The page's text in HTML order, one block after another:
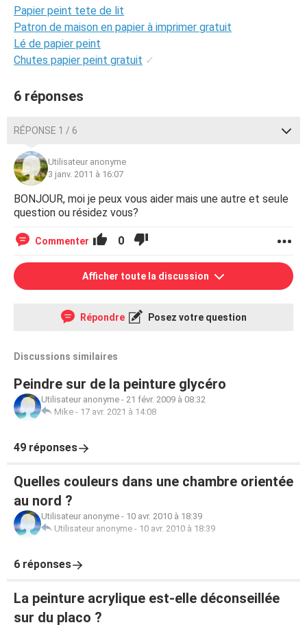
Papier peint tete de lit
Patron de maison en papier à imprimer gratuit
Lé de papier peint
Chutes papier peint gratuit ✓
6 réponses
RÉPONSE 1 / 6
Utilisateur anonyme
3 janv. 2011 à 16:07
BONJOUR, moi je peux vous aider mais une autre et seule
question ou résidez vous?
Commenter 0
Afficher toute la discussion
Répondre Posez votre question
Discussions similaires
Peindre sur de la peinture glycéro
Utilisateur anonyme - 21 févr. 2009 à 08:32
Mike - 17 avr. 2021 à 14:08
49 réponses
Quelles couleurs dans une chambre orientée
au nord ?
Utilisateur anonyme - 10 avr. 2010 à 18:39
Utilisateur anonyme - 10 avr. 2010 à 18:39
6 réponses
La peinture acrylique est-elle déconseillée
sur du placo ?